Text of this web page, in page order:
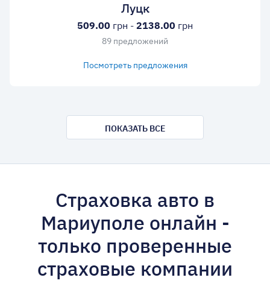
Луцк
509.00 грн - 2138.00 грн
89 предложений
Посмотреть предложения
ПОКАЗАТЬ ВСЕ
Страховка авто в
Мариуполе онлайн -
только проверенные
страховые компании